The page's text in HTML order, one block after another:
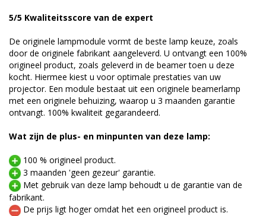
5/5 Kwaliteitsscore van de expert
De originele lampmodule vormt de beste lamp keuze, zoals
door de originele fabrikant aangeleverd. U ontvangt een 100%
origineel product, zoals geleverd in de beamer toen u deze
kocht. Hiermee kiest u voor optimale prestaties van uw
projector. Een module bestaat uit een originele beamerlamp
met een originele behuizing, waarop u 3 maanden garantie
ontvangt. 100% kwaliteit gegarandeerd.
Wat zijn de plus- en minpunten van deze lamp:
100 % origineel product.
3 maanden 'geen gezeur' garantie.
Met gebruik van deze lamp behoudt u de garantie van de
fabrikant.
De prijs ligt hoger omdat het een origineel product is.